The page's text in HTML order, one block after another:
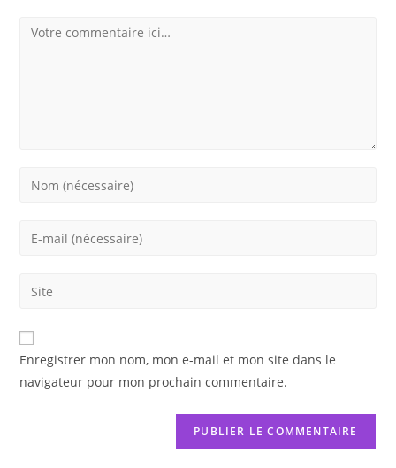
Comment
Enter
Enter
address
comment
Saisir
de
votre
(facultatif)
Enregistrer mon nom, mon e-mail et mon site dans le
navigateur pour mon prochain commentaire.